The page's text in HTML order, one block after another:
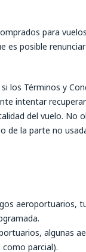
para
es posible
los Términos y
intentar
del vuelo. No
de la parte no
aeroportuarios,
algunas
parcial).